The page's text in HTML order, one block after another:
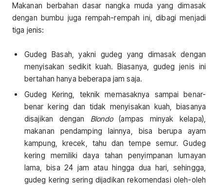
Makanan berbahan dasar nangka muda yang dimasak
dengan bumbu juga rempah-rempah ini, dibagi menjadi
tiga jenis:
Gudeg Basah, yakni gudeg yang dimasak dengan
menyisakan sedikit kuah. Biasanya, gudeg jenis ini
bertahan hanya beberapa jam saja.
Gudeg Kering, teknik memasaknya sampai benar-
benar kering dan tidak menyisakan kuah, biasanya
disajikan dengan Blondo(ampas minyak kelapa),
makanan pendamping lainnya, bisa berupa ayam
kampung, krecek, tahu dan tempe semur. Gudeg
kering memiliki daya tahan penyimpanan lumayan
lama, bisa 24 jam atau hingga dua hari, sehingga,
gudeg kering sering dijadikan rekomendasi oleh-oleh